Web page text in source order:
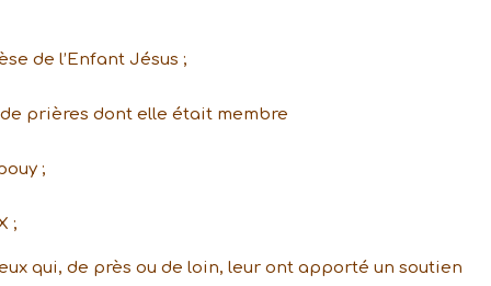
de l’Enfant Jésus ;
prières dont elle était membre
;
;
qui, de près ou de loin, leur ont apporté un soutien